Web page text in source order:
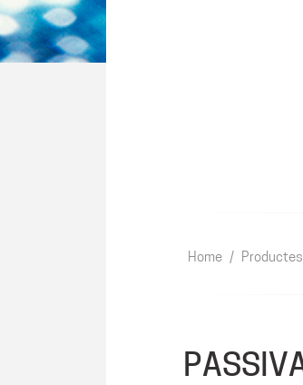
Home / Productes